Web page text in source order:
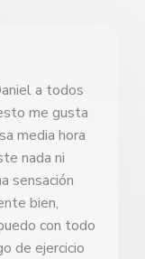
a todos
me gusta
media hora
nada ni
sensación
bien,
con todo
de ejercicio